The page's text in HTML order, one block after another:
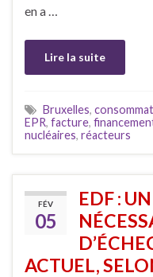
en a …
Lire la suite
Bruxelles,
EPR, facture,
nucléaires, réacteurs
FÉV
05
EDF :
ACTUEL,